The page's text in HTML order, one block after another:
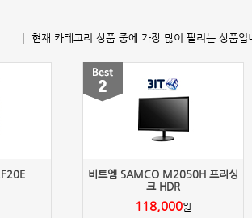
│ 현재 카테고리 상품 중에 가장 많이 팔리는 상품입
비트엠 SAMCO M2050H 프리싱
크 HDR
118,000원